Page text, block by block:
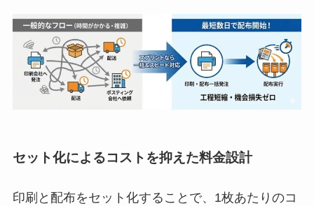
セット化によるコストを抑えた料金設計
印刷と配布をセット化することで、1枚あたりのコ